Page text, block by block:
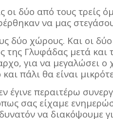
οι δύο από τους τρείς
να μας
δύο χώρους. Και οι δύο
της Γλυφάδας μετά και
για να μεγαλώσει ο
πάλι θα είναι
έγινε περαιτέρω
σας είχαμε
να διακόψουμε